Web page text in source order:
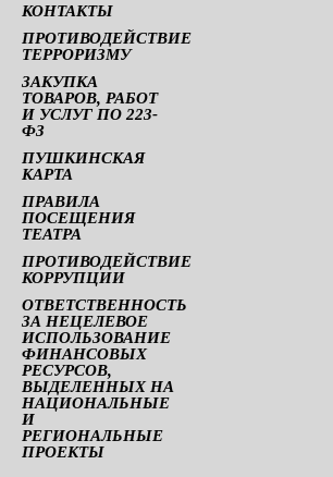
КОНТАКТЫ
ПРОТИВОДЕЙСТВИЕ
ТЕРРОРИЗМУ
ЗАКУПКА
ТОВАРОВ, РАБОТ
И УСЛУГ ПО 223-
ФЗ
ПУШКИНСКАЯ
КАРТА
ПРАВИЛА
ПОСЕЩЕНИЯ
ТЕАТРА
ПРОТИВОДЕЙСТВИЕ
КОРРУПЦИИ
ОТВЕТСТВЕННОСТЬ
ЗА НЕЦЕЛЕВОЕ
ИСПОЛЬЗОВАНИЕ
ФИНАНСОВЫХ
РЕСУРСОВ,
ВЫДЕЛЕННЫХ НА
НАЦИОНАЛЬНЫЕ
И
РЕГИОНАЛЬНЫЕ
ПРОЕКТЫ